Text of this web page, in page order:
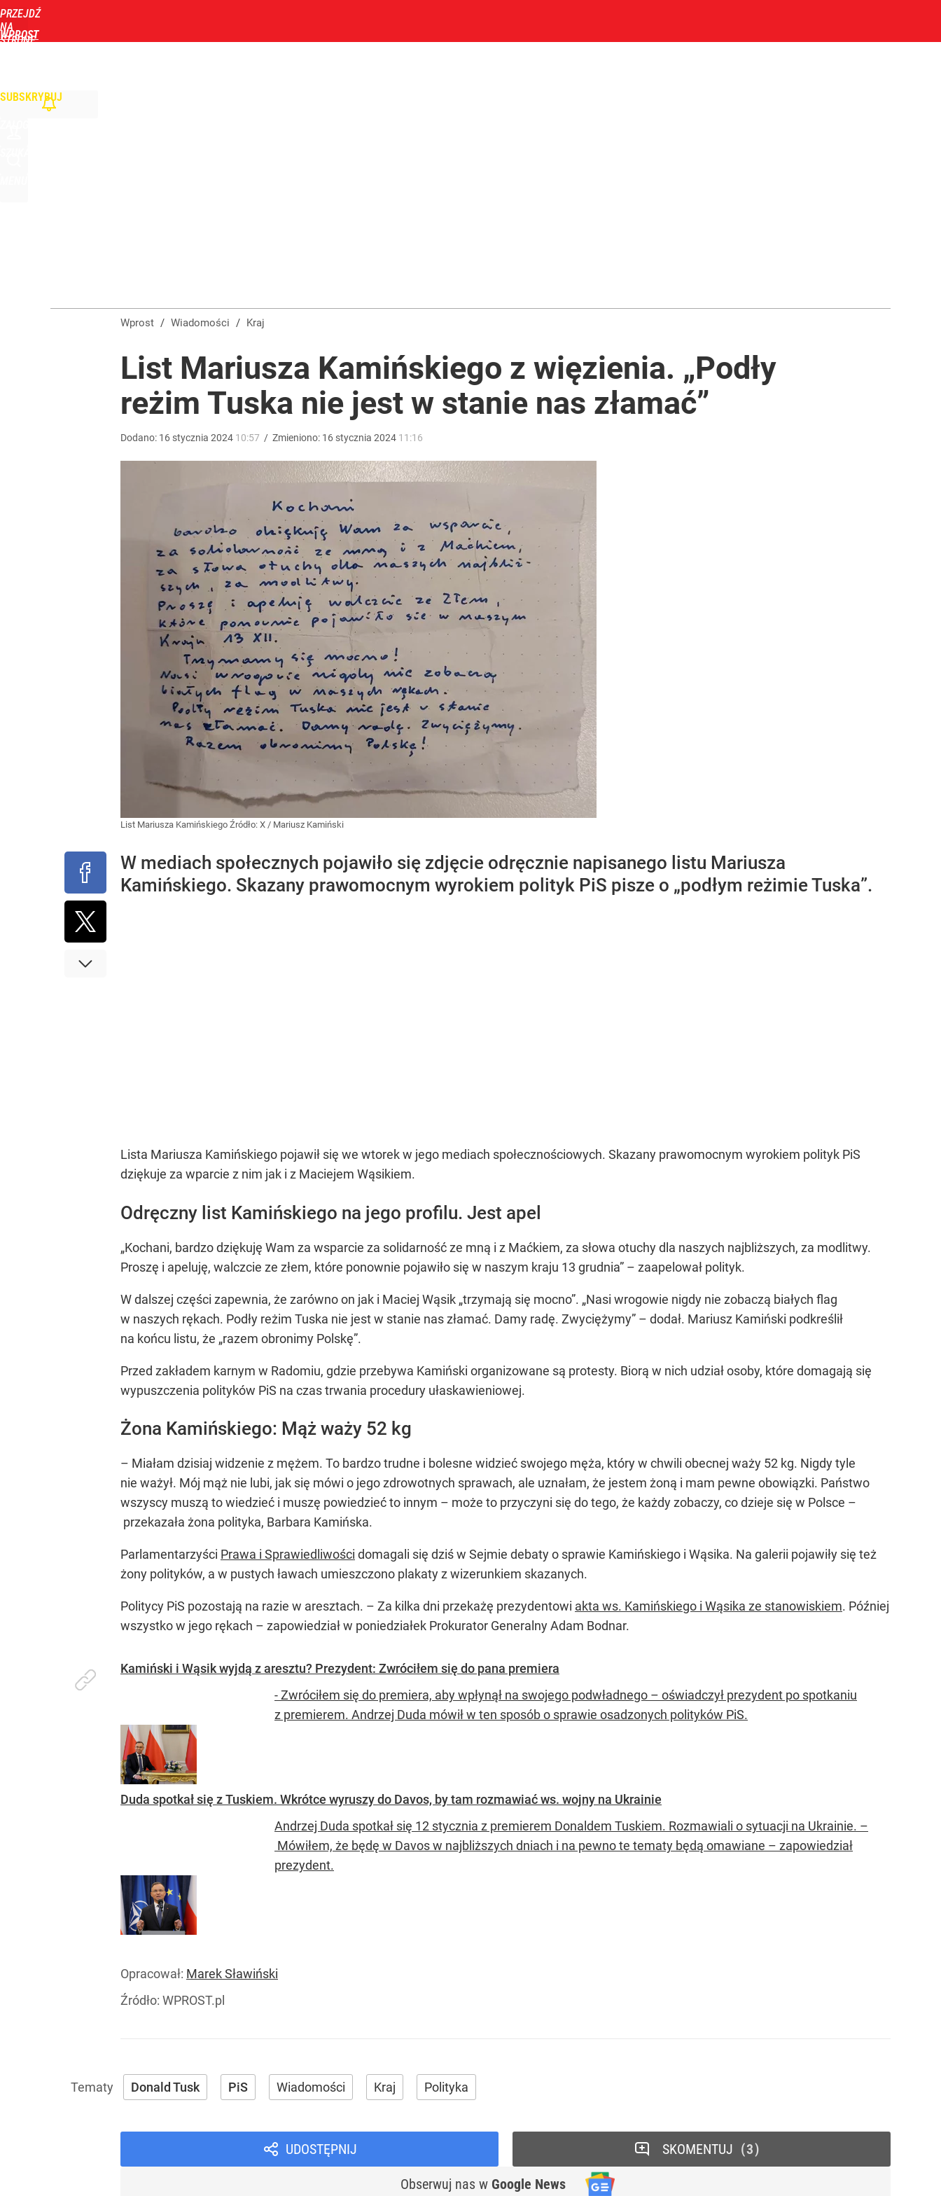
PRZEJDŹ
NA
STRONĘ
WPROST
SUBSKRYBUJ
Wprost / Wiadomości / Kraj
List Mariusza Kamińskiego z więzienia. „Podły
reżim Tuska nie jest w stanie nas złamać”
Dodano: 16 stycznia 2024 10:57 / Zmieniono: 16 stycznia 2024 11:16
List Mariusza Kamińskiego Źródło: X / Mariusz Kamiński
W mediach społecznych pojawiło się zdjęcie odręcznie napisanego listu Mariusza
Kamińskiego. Skazany prawomocnym wyrokiem polityk PiS pisze o „podłym reżimie Tuska”.
Lista Mariusza Kamińskiego pojawił się we wtorek w jego mediach społecznościowych. Skazany prawomocnym wyrokiem polityk PiS
dziękuje za wparcie z nim jak i z Maciejem Wąsikiem.
Odręczny list Kamińskiego na jego profilu. Jest apel
„Kochani, bardzo dziękuję Wam za wsparcie za solidarność ze mną i z Maćkiem, za słowa otuchy dla naszych najbliższych, za modlitwy.
Proszę i apeluję, walczcie ze złem, które ponownie pojawiło się w naszym kraju 13 grudnia” – zaapelował polityk.
W dalszej części zapewnia, że zarówno on jak i Maciej Wąsik „trzymają się mocno”. „Nasi wrogowie nigdy nie zobaczą białych flag
w naszych rękach. Podły reżim Tuska nie jest w stanie nas złamać. Damy radę. Zwyciężymy” – dodał. Mariusz Kamiński podkreślił
na końcu listu, że „razem obronimy Polskę”.
Przed zakładem karnym w Radomiu, gdzie przebywa Kamiński organizowane są protesty. Biorą w nich udział osoby, które domagają się
wypuszczenia polityków PiS na czas trwania procedury ułaskawieniowej.
Żona Kamińskiego: Mąż waży 52 kg
– Miałam dzisiaj widzenie z mężem. To bardzo trudne i bolesne widzieć swojego męża, który w chwili obecnej waży 52 kg. Nigdy tyle
nie ważył. Mój mąż nie lubi, jak się mówi o jego zdrowotnych sprawach, ale uznałam, że jestem żoną i mam pewne obowiązki. Państwo
wszyscy muszą to wiedzieć i muszę powiedzieć to innym – może to przyczyni się do tego, że każdy zobaczy, co dzieje się w Polsce –
przekazała żona polityka, Barbara Kamińska.
Parlamentarzyści Prawa i Sprawiedliwości domagali się dziś w Sejmie debaty o sprawie Kamińskiego i Wąsika. Na galerii pojawiły się też
żony polityków, a w pustych ławach umieszczono plakaty z wizerunkiem skazanych.
Politycy PiS pozostają na razie w aresztach. – Za kilka dni przekażę prezydentowi akta ws. Kamińskiego i Wąsika ze stanowiskiem. Później
wszystko w jego rękach – zapowiedział w poniedziałek Prokurator Generalny Adam Bodnar.
Kamiński i Wąsik wyjdą z aresztu? Prezydent: Zwróciłem się do pana premiera
- Zwróciłem się do premiera, aby wpłynął na swojego podwładnego – oświadczył prezydent po spotkaniu
z premierem. Andrzej Duda mówił w ten sposób o sprawie osadzonych polityków PiS.
Duda spotkał się z Tuskiem. Wkrótce wyruszy do Davos, by tam rozmawiać ws. wojny na Ukrainie
Andrzej Duda spotkał się 12 stycznia z premierem Donaldem Tuskiem. Rozmawiali o sytuacji na Ukrainie. –
Mówiłem, że będę w Davos w najbliższych dniach i na pewno te tematy będą omawiane – zapowiedział
prezydent.
Opracował: Marek Sławiński
Źródło: WPROST.pl
Donald Tusk PiS Wiadomości Kraj Polityka
UDOSTĘPNIJ
Obserwuj nas w Google News
SKOMENTUJ 3